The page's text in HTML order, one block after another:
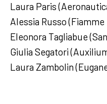
Laura Paris
Alessia Russo (Fiamme
Eleonora Tagliabue
Giulia Segatori
Laura Zambolin